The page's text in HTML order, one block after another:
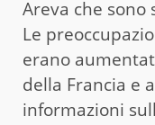
Areva che
Le
erano
della Francia e
informazioni